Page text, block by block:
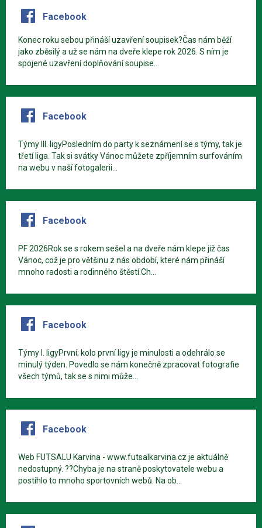
Facebook
Konec roku sebou přináší uzavření soupisek?Čas nám běží
jako zběsilý a už se nám na dveře klepe rok 2026. S ním je
spojené uzavření doplňování soupise...
Facebook
Týmy III. ligyPosledním do party k seznámení se s týmy, tak je
třetí liga. Tak si svátky Vánoc můžete zpříjemním surfováním
na webu v naší fotogalerii...
Facebook
PF 2026Rok se s rokem sešel a na dveře nám klepe již čas
Vánoc, což je pro většinu z nás období, které nám přináší
mnoho radosti a rodinného štěstí.Ch...
Facebook
Týmy I. ligyPrvní; kolo první ligy je minulosti a odehrálo se
minulý týden. Povedlo se nám konečně zpracovat fotografie
všech týmů, tak se s nimi může...
Facebook
Web FUTSALU Karvina - www.futsalkarvina.cz je aktuálně
nedostupný. ??Chyba je na straně poskytovatele webu a
postihlo to mnoho sportovních webů. Na ob...